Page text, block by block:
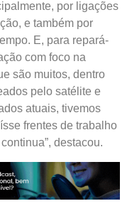
por ligações
e também por
E, para repará-
com foco na
são muitos, dentro
pelo satélite e
atuais, tivemos
frentes de trabalho
destacou.